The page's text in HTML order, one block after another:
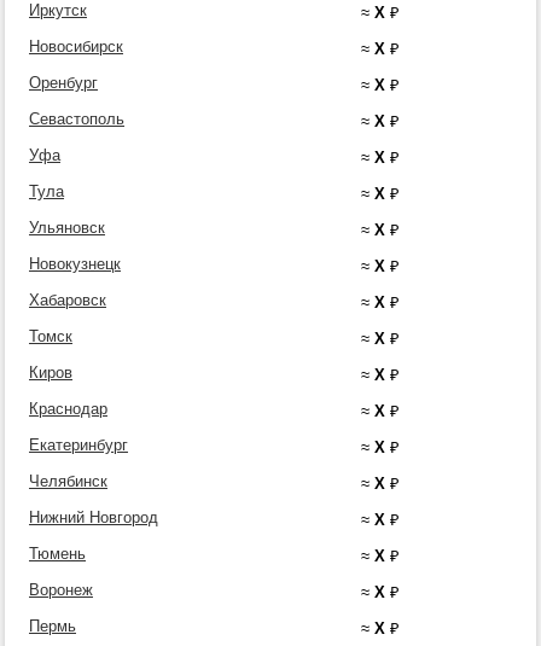
Иркутск
≈ X ₽
Новосибирск
≈ X ₽
Оренбург
≈ X ₽
Севастополь
≈ X ₽
Уфа
≈ X ₽
Тула
≈ X ₽
Ульяновск
≈ X ₽
Новокузнецк
≈ X ₽
Хабаровск
≈ X ₽
Томск
≈ X ₽
Киров
≈ X ₽
Краснодар
≈ X ₽
Екатеринбург
≈ X ₽
Челябинск
≈ X ₽
Нижний Новгород
≈ X ₽
Тюмень
≈ X ₽
Воронеж
≈ X ₽
Пермь
≈ X ₽